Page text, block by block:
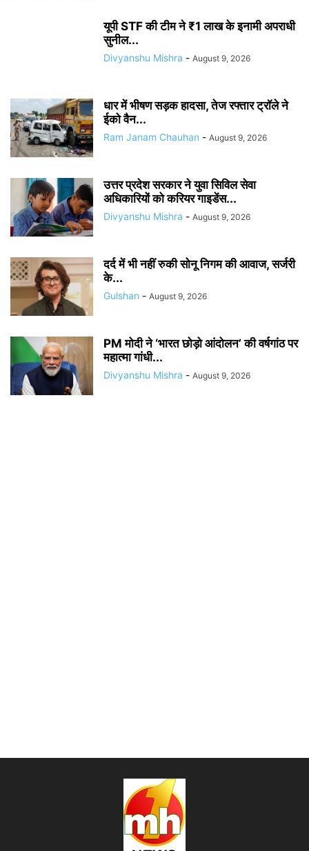
यूपी STF की टीम ने ₹1 लाख के इनामी अपराधी
सुनील...
Divyanshu Mishra - August 9, 2026
धार में भीषण सड़क हादसा, तेज रफ्तार ट्रॉले ने
ईको वैन...
Ram Janam Chauhan - August 9, 2026
उत्तर प्रदेश सरकार ने युवा सिविल सेवा
अधिकारियों को करियर गाइडेंस...
Divyanshu Mishra - August 9, 2026
दर्द में भी नहीं रुकी सोनू निगम की आवाज, सर्जरी
के...
Gulshan - August 9, 2026
PM मोदी ने ‘भारत छोड़ो आंदोलन’ की वर्षगांठ पर
महात्मा गांधी...
Divyanshu Mishra - August 9, 2026